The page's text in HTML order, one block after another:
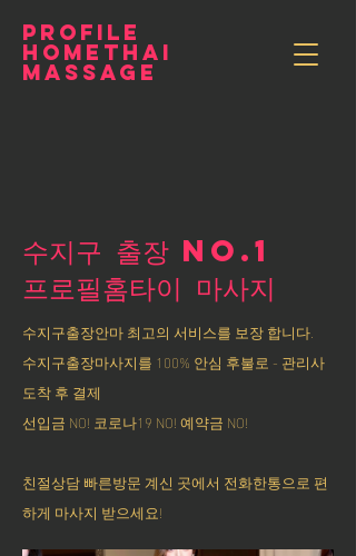
PROFILE
HOMETHAI
MASSAGE
수지구 출장 NO.1
​프로필홈타이 마사지
수지구출장안마 최고의 서비스를 보장 합니다.
수지구출장마사지를 100% 안심 후불로 - 관리사
도착 후 결제
선입금 NO! 코로나19 NO! 예약금 NO!
친절상담 빠른방문 계신 곳에서 전화한통으로 편
하게 마사지 받으세요!